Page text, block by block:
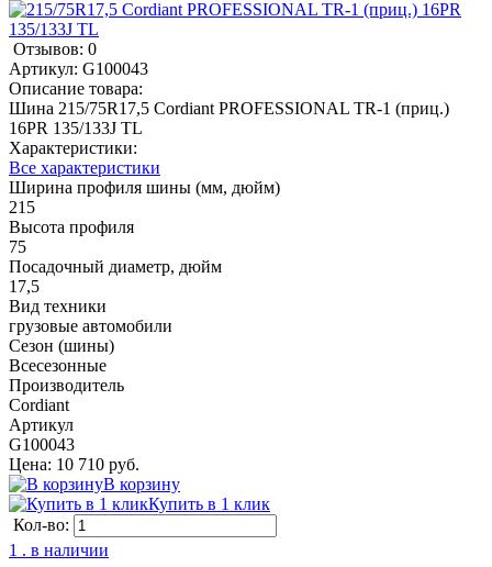
Отзывов: 0
Артикул: G100043
Описание товара:
Шина 215/75R17,5 Cordiant PROFESSIONAL TR-1 (приц.)
16PR 135/133J TL
Характеристики:
Все характеристики
Ширина профиля шины (мм, дюйм)
215
Высота профиля
75
Посадочный диаметр, дюйм
17,5
Вид техники
грузовые автомобили
Сезон (шины)
Всесезонные
Производитель
Cordiant
Артикул
G100043
Цена: 10 710 руб.
В корзину
Купить в 1 клик
Кол-во:
1 . в наличии